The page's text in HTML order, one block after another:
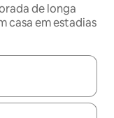
de longa
casa em estadias
explore-os